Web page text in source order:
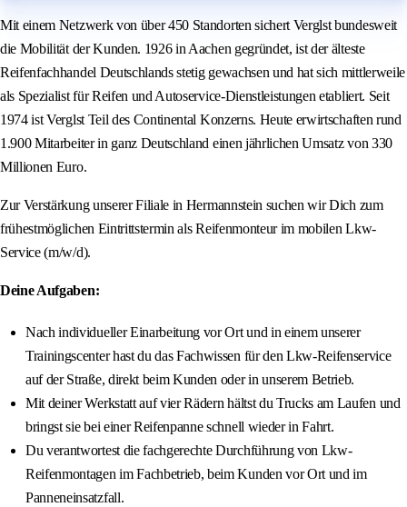
Mit einem Netzwerk von über 450 Standorten sichert Verglst bundesweit
die Mobilität der Kunden. 1926 in Aachen gegründet, ist der älteste
Reifenfachhandel Deutschlands stetig gewachsen und hat sich mittlerweile
als Spezialist für Reifen und Autoservice-Dienstleistungen etabliert. Seit
1974 ist Verglst Teil des Continental Konzerns. Heute erwirtschaften rund
1.900 Mitarbeiter in ganz Deutschland einen jährlichen Umsatz von 330
Millionen Euro.
Zur Verstärkung unserer Filiale in Hermannstein suchen wir Dich zum
frühestmöglichen Eintrittstermin als Reifenmonteur im mobilen Lkw-
Service (m/w/d).
Deine Aufgaben:
Nach individueller Einarbeitung vor Ort und in einem unserer
Trainingscenter hast du das Fachwissen für den Lkw-Reifenservice
auf der Straße, direkt beim Kunden oder in unserem Betrieb.
Mit deiner Werkstatt auf vier Rädern hältst du Trucks am Laufen und
bringst sie bei einer Reifenpanne schnell wieder in Fahrt.
Du verantwortest die fachgerechte Durchführung von Lkw-
Reifenmontagen im Fachbetrieb, beim Kunden vor Ort und im
Panneneinsatzfall.